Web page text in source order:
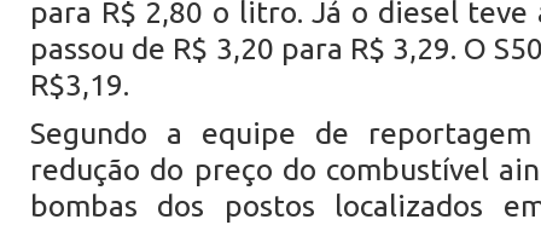
para R$ 2,80 o litro. Já o diesel teve
passou de R$ 3,20 para R$ 3,29. O
R$3,19.
Segundo a equipe de
redução do preço do combustível
bombas dos postos localizados